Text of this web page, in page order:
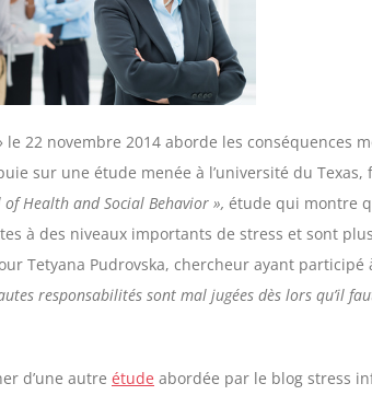
22 novembre 2014 aborde les conséquences
sur une étude menée à l’université du Texas,
of Health and Social Behavior », étude qui montre
à des niveaux importants de stress et sont
Tetyana Pudrovska, chercheur ayant participé
responsabilités sont mal jugées dès lors qu’il
d’une autre étude abordée par le blog stress